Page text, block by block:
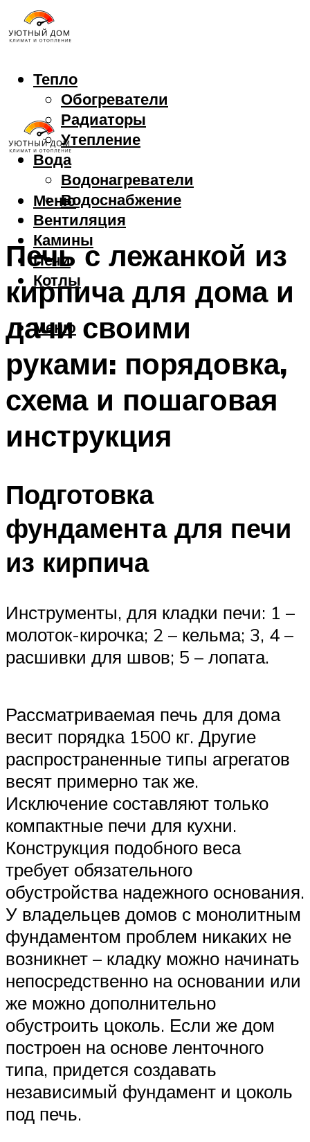
Тепло
Обогреватели
Радиаторы
Утепление
Вода
Водонагреватели
Водоснабжение
Вентиляция
Камины
Печи
Котлы
Меню
Меню
Печь с лежанкой из
кирпича для дома и
дачи своими
руками: порядовка,
схема и пошаговая
инструкция
Подготовка
фундамента для печи
из кирпича
Инструменты, для кладки печи: 1 –
молоток-кирочка; 2 – кельма; 3, 4 –
расшивки для швов; 5 – лопата.
Рассматриваемая печь для дома
весит порядка 1500 кг. Другие
распространенные типы агрегатов
весят примерно так же.
Исключение составляют только
компактные печи для кухни.
Конструкция подобного веса
требует обязательного
обустройства надежного основания.
У владельцев домов с монолитным
фундаментом проблем никаких не
возникнет – кладку можно начинать
непосредственно на основании или
же можно дополнительно
обустроить цоколь. Если же дом
построен на основе ленточного
типа, придется создавать
независимый фундамент и цоколь
под печь.